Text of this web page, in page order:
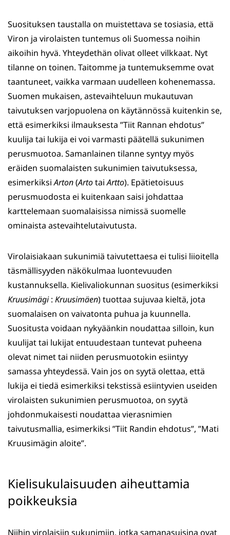
Suosituksen taustalla on muistettava se tosiasia, että
Viron ja virolaisten tuntemus oli Suomessa noihin
aikoihin hyvä. Yhteydethän olivat olleet vilkkaat. Nyt
tilanne on toinen. Taitomme ja tuntemuksemme ovat
taantuneet, vaikka varmaan uudelleen kohenemassa.
Suomen mukaisen, astevaihteluun mukautuvan
taivutuksen varjopuolena on käytännössä kuitenkin se,
että esimerkiksi ilmauksesta ”Tiit Rannan ehdotus”
kuulija tai lukija ei voi varmasti päätellä sukunimen
perusmuotoa. Samanlainen tilanne syntyy myös
eräiden suomalaisten sukunimien taivutuksessa,
esimerkiksiArton(ArtotaiArtto). Epätietoisuus
perusmuodosta ei kuitenkaan saisi johdattaa
karttelemaan suomalaisissa nimissä suomelle
ominaista astevaihtelutaivutusta.
Virolaisiakaan sukunimiä taivutettaesa ei tulisi liioitella
täsmällisyyden näkökulmaa luontevuuden
kustannuksella. Kielivaliokunnan suositus (esimerkiksi
Kruusimägi: Kruusimäen) tuottaa sujuvaa kieltä, jota
suomalaisen on vaivatonta puhua ja kuunnella.
Suositusta voidaan nykyäänkin noudattaa silloin, kun
kuulijat tai lukijat entuudestaan tuntevat puheena
olevat nimet tai niiden perusmuotokin esiintyy
samassa yhteydessä. Vain jos on syytä olettaa, että
lukija ei tiedä esimerkiksi tekstissä esiintyvien useiden
virolaisten sukunimien perusmuotoa, on syytä
johdonmukaisesti noudattaa vierasnimien
taivutusmallia, esimerkiksi ”Tiit Randin ehdotus”, ”Mati
Kruusimägin aloite”.
Kielisukulaisuuden aiheuttamia
poikkeuksia
Niihin virolaisiin sukunimiin, jotka samanasuisina ovat